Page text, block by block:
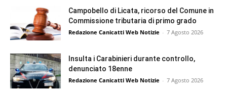
Campobello di Licata, ricorso del Comune in
Commissione tributaria di primo grado
Redazione Canicatti Web Notizie - 7 Agosto 2026
Insulta i Carabinieri durante controllo,
denunciato 18enne
Redazione Canicatti Web Notizie - 7 Agosto 2026